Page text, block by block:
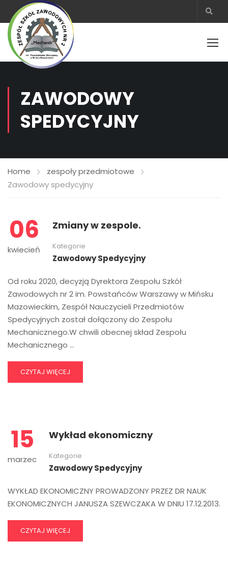
ZAWODOWY
SPEDYCYJNY
Home
zespoły przedmiotowe
Zawodowy spedycyjny
06
kwiecień
Zmiany w zespole.
Kategorie
Zawodowy Spedycyjny
Od roku 2020, decyzją Dyrektora Zespołu Szkół
Zawodowych nr 2 im. Powstańców Warszawy w Mińsku
Mazowieckim, Zespół Nauczycieli Przedmiotów
Spedycyjnych został dołączony do Zespołu
Mechanicznego.W chwili obecnej skład Zespołu
Mechanicznego …
CZYTAJ WIĘCEJ
15
marzec
Wykład ekonomiczny
Kategorie
Zawodowy Spedycyjny
WYKŁAD EKONOMICZNY PROWADZONY PRZEZ DR NAUK
EKONOMICZNYCH JANUSZA SZEWCZAKA W DNIU 17.12.2013.
CZYTAJ WIĘCEJ